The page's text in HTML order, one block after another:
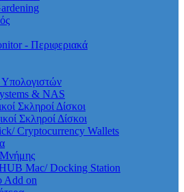
- Περιφεριακά
Υπολογιστών
& NAS
Σκληροί Δίσκοι
Σκληροί Δίσκοι
Cryptocurrency Wallets
Mac/ Docking Station
Add on